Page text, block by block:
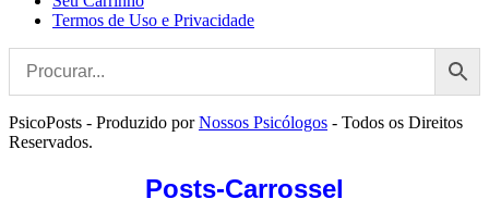
Termos de Uso e Privacidade
PsicoPosts - Produzido porNossos Psicólogos - Todos os Direitos
Reservados.
Posts-Carrossel